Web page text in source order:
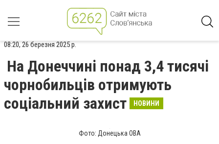
08:20, 26 березня 2025 р.
На Донеччині понад 3,4 тисячі
чорнобильців отримують
соціальний захист
НОВИНИ
Фото: Донецька ОВА